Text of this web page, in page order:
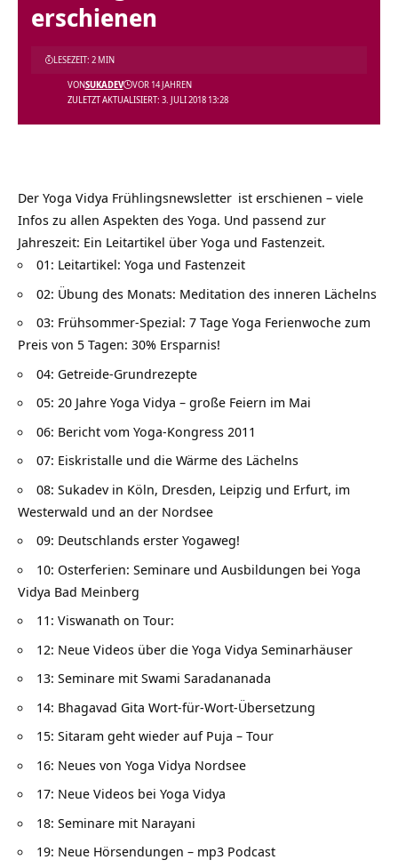
erschienen
ZULETZT AKTUALISIERT: 3. JULI 2018 13:28
VONSUKADEV VOR 14 JAHREN
LESEZEIT: 2 MIN
Der Yoga Vidya Frühlingsnewsletter ist erschienen – viele
Infos zu allen Aspekten des Yoga. Und passend zur
Jahreszeit: Ein Leitartikel über Yoga und Fastenzeit.
01: Leitartikel: Yoga und Fastenzeit
02: Übung des Monats: Meditation des inneren Lächelns
03: Frühsommer-Spezial: 7 Tage Yoga Ferienwoche zum
Preis von 5 Tagen: 30% Ersparnis!
04: Getreide-Grundrezepte
05: 20 Jahre Yoga Vidya – große Feiern im Mai
06: Bericht vom Yoga-Kongress 2011
07: Eiskristalle und die Wärme des Lächelns
08: Sukadev in Köln, Dresden, Leipzig und Erfurt, im
Westerwald und an der Nordsee
09: Deutschlands erster Yogaweg!
10: Osterferien: Seminare und Ausbildungen bei Yoga
Vidya Bad Meinberg
11: Viswanath on Tour:
12: Neue Videos über die Yoga Vidya Seminarhäuser
13: Seminare mit Swami Saradananada
14: Bhagavad Gita Wort-für-Wort-Übersetzung
15: Sitaram geht wieder auf Puja – Tour
16: Neues von Yoga Vidya Nordsee
17: Neue Videos bei Yoga Vidya
18: Seminare mit Narayani
19: Neue Hörsendungen – mp3 Podcast